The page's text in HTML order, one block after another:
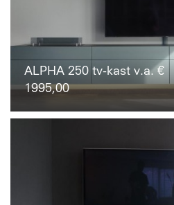
ALPHA 250 tv-kast v.a. €
1995,00